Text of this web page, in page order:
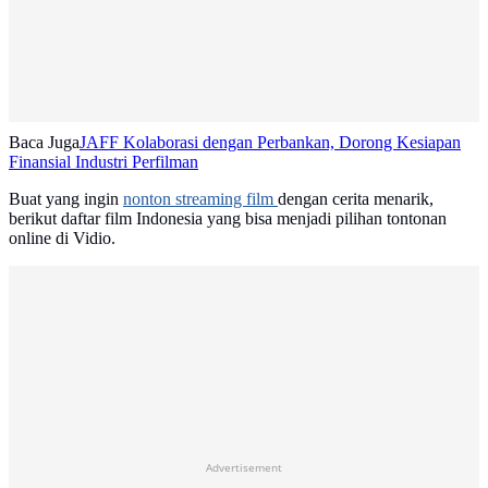
Baca JugaJAFF Kolaborasi dengan Perbankan, Dorong Kesiapan
Finansial Industri Perfilman
Buat yang ingin nonton streaming film dengan cerita menarik,
berikut daftar film Indonesia yang bisa menjadi pilihan tontonan
online di Vidio.
Advertisement